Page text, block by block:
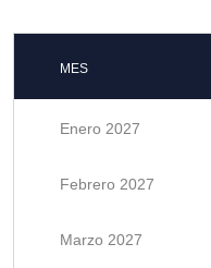
MES
Enero 2027
Febrero 2027
Marzo 2027